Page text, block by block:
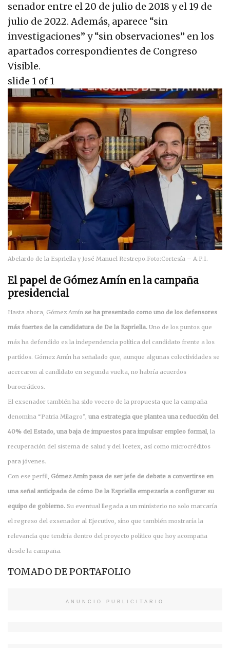
senador entre el 20 de julio de 2018 y el 19 de
julio de 2022. Además, aparece “sin
investigaciones” y “sin observaciones” en los
apartados correspondientes de Congreso
Visible.
slide 1 of 1
Abelardo de la Espriella y José Manuel Restrepo.Foto:Cortesía – A.P.I.
El papel de Gómez Amín en la campaña
presidencial
Hasta ahora, Gómez Amín se ha presentado como uno de los defensores
más fuertes de la candidatura de De la Espriella. Uno de los puntos que
más ha defendido es la independencia política del candidato frente a los
partidos. Gómez Amín ha señalado que, aunque algunas colectividades se
acercaron al candidato en segunda vuelta, no habría acuerdos
burocráticos.
El exsenador también ha sido vocero de la propuesta que la campaña
denomina “Patria Milagro”, una estrategia que plantea una reducción del
40% del Estado, una baja de impuestos para impulsar empleo formal , la
recuperación del sistema de salud y del Icetex, así como microcréditos
para jóvenes.
Con ese perfil, Gómez Amín pasa de ser jefe de debate a convertirse en
una señal anticipada de cómo De la Espriella empezaría a configurar su
equipo de gobierno. Su eventual llegada a un ministerio no solo marcaría
el regreso del exsenador al Ejecutivo, sino que también mostraría la
relevancia que tendría dentro del proyecto político que hoy acompaña
desde la campaña.
TOMADO DE PORTAFOLIO
ANUNCIO PUBLICITARIO